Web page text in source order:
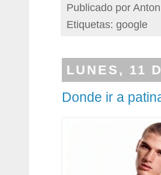
Publicado por
Etiquetas: google
LUNES, 11
Donde ir a